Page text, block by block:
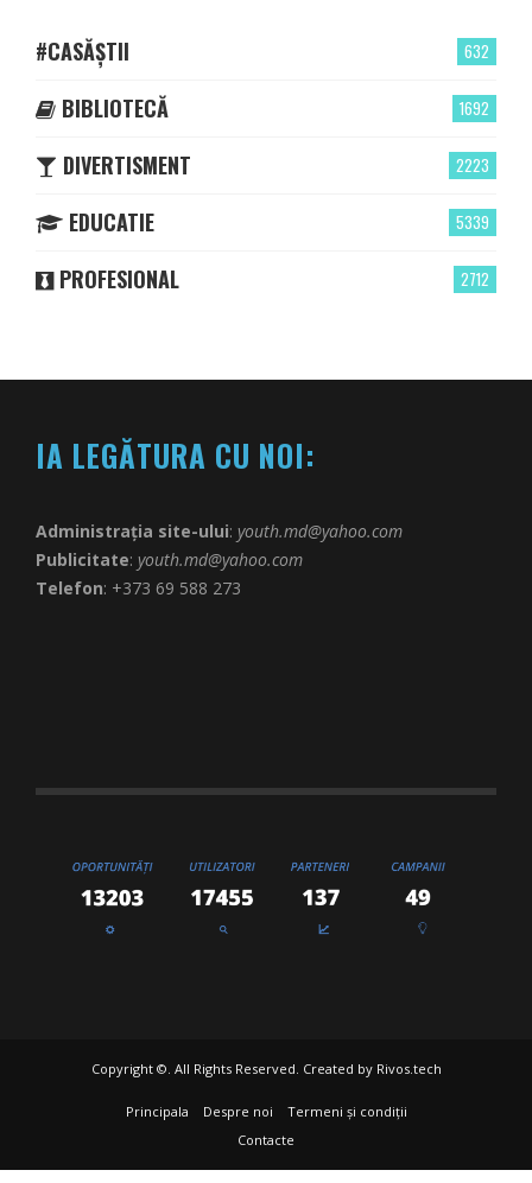
632
#CASĂȘTII
1692
BIBLIOTECĂ
2223
DIVERTISMENT
5339
EDUCATIE
2712
PROFESIONAL
IA LEGĂTURA CU NOI:
Administrația site-ului: youth.md@yahoo.com
Publicitate: youth.md@yahoo.com
Telefon: +373 69 588 273
Copyright ©. All Rights Reserved. Created by Rivos.tech
Principala Despre noi
Termeni și condiții
Contacte